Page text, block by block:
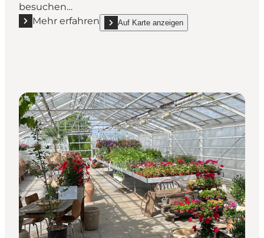
besuchen…
Mehr erfahren
Mehr erfahren "LM Unika Keramik"
Auf Karte anzeigen
show LM Unika Keramik on_map